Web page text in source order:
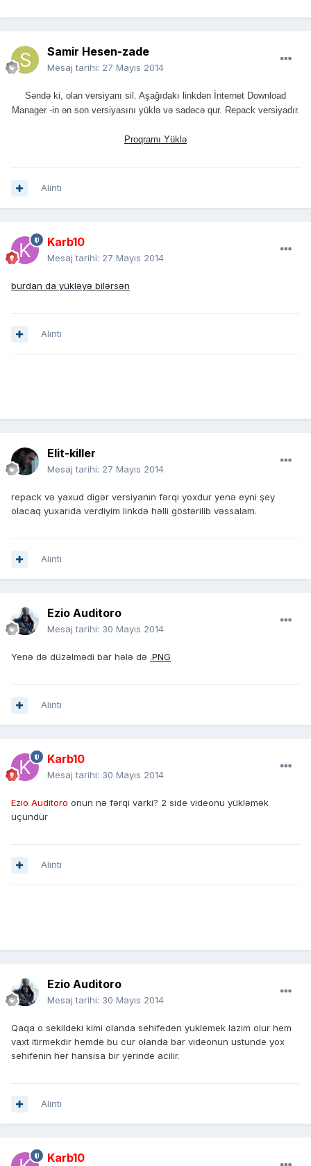
Samir Hesen-zade
Mesaj tarihi: 27 Mayıs 2014
Səndə ki, olan versiyanı sil. Aşağıdakı linkdən İnternet Download
Manager -in ən son versiyasını yüklə və sadəcə qur. Repack versiyadır.
Proqramı Yüklə
Alıntı
Karb10
Mesaj tarihi: 27 Mayıs 2014
burdan da yükləyə bilərsən
Alıntı
Elit-killer
Mesaj tarihi: 27 Mayıs 2014
repack və yaxud digər versiyanın fərqi yoxdur yenə eyni şey
olacaq yuxarıda verdiyim linkdə həlli göstərilib vəssalam.
Alıntı
Ezio Auditoro
Mesaj tarihi: 30 Mayıs 2014
Yenə də düzəlmədi bar hələ də .PNG
Alıntı
Karb10
Mesaj tarihi: 30 Mayıs 2014
Ezio Auditoro onun nə fərqi varki? 2 side videonu yükləmək
üçündür
Alıntı
Ezio Auditoro
Mesaj tarihi: 30 Mayıs 2014
Qaqa o sekildeki kimi olanda sehifeden yuklemek lazim olur hem
vaxt itirmekdir hemde bu cur olanda bar videonun ustunde yox
sehifenin her hansisa bir yerinde acilir.
Alıntı
Karb10